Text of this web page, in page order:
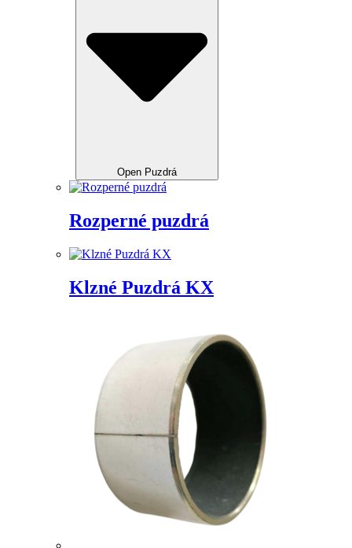
Open Puzdrá
Rozperné puzdrá
Klzné Puzdrá KX